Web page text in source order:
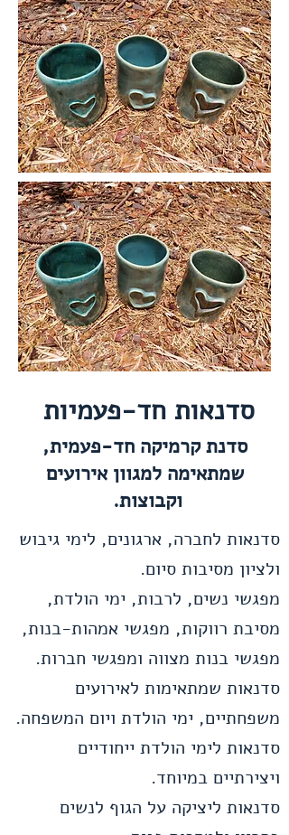
סדנאות חד-פעמיות
סדנת קרמיקה חד-פעמית,
שמתאימה למגוון אירועים
וקבוצות.
סדנאות לחברה, ארגונים, לימי גיבוש
ולציון מסיבות סיום.
מפגשי נשים, לרבות, ימי הולדת,
מסיבת רווקות, מפגשי אמהות-בנות,
מפגשי בנות מצווה ומפגשי חברות.
סדנאות שמתאימות לאירועים
משפחתיים, ימי הולדת ויום המשפחה.
סדנאות לימי הולדת ייחודיים
ויצירתיים במיוחד.
סדנאות ליציקה על הגוף לנשים